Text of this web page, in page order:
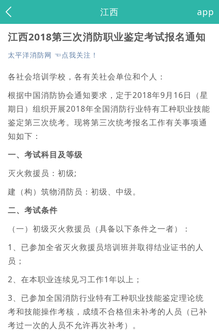
江西 app
江西2018第三次消防职业鉴定考试报名通知
太平洋消防网 ☜点我关注！
各社会培训学校，各有关社会单位和个人：
根据中国消防协会通知要求，定于2018年9月16日（星
期日）组织开展2018年全国消防行业特有工种职业技能
鉴定第三次统考。现将第三次统考报名工作有关事项通
知如下：
一、考试科目及等级
灭火救援员：初级;
建（构）筑物消防员：初级、中级。
二、考试条件
（一）初级灭火救援员（具备以下条件之一者）：
1、已参加全省灭火救援员培训班并取得结业证书的人
员；
2、在本职业连续见习工作1年以上；
3、已参加全国消防行业特有工种职业技能鉴定理论统
考和技能操作考核，成绩不合格但未补考的人员（已补
考过一次的人员不允许再次补考）。